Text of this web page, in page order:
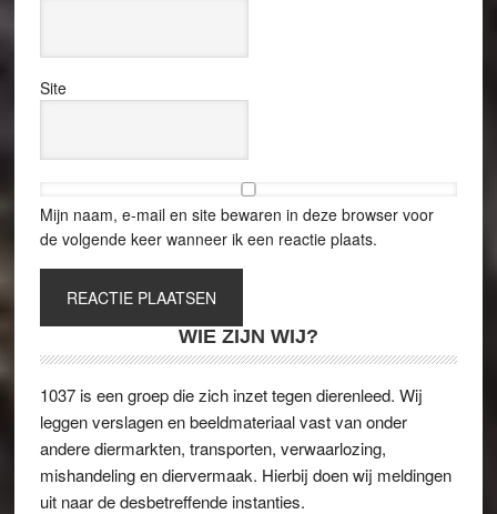
Site
Mijn naam, e-mail en site bewaren in deze browser voor
de volgende keer wanneer ik een reactie plaats.
WIE ZIJN WIJ?
1037 is een groep die zich inzet tegen dierenleed. Wij
leggen verslagen en beeldmateriaal vast van onder
andere diermarkten, transporten, verwaarlozing,
mishandeling en diervermaak. Hierbij doen wij meldingen
uit naar de desbetreffende instanties.